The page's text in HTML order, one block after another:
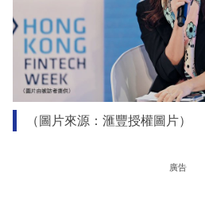
（圖片來源：滙豐授權圖片）
廣告